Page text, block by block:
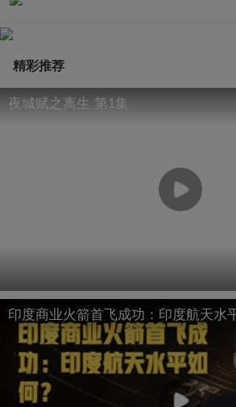
精彩推荐
夜城赋之离生 第1集
印度商业火箭首飞成功：印度航天水